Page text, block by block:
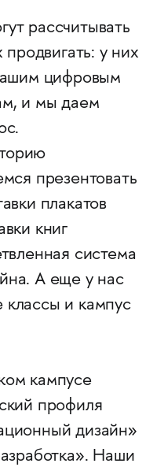
рассчитывать
у них
цифровым
и мы даем
презентовать
плакатов
книг
система
А еще у нас
и кампус
кампусе
профиля
дизайн»
Наши